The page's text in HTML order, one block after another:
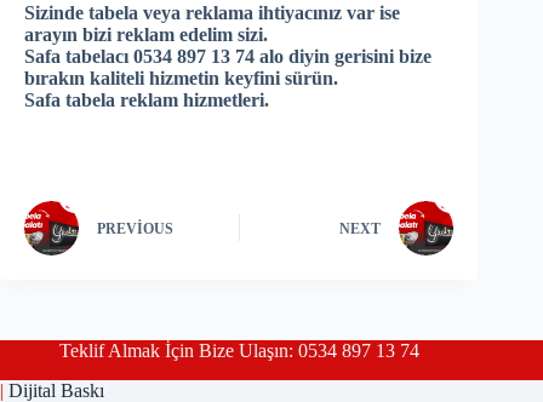
Sizinde tabela veya reklama ihtiyacınız var ise
arayın bizi reklam edelim sizi.
Safa tabelacı 0534 897 13 74 alo diyin gerisini bize
bırakın kaliteli hizmetin keyfini sürün.
Safa tabela reklam hizmetleri.
PREVIOUS NEXT
Teklif Almak İçin Bize Ulaşın: 0534 897 13 74
| Dijital Baskı